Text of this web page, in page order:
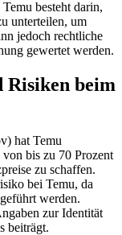
besteht darin,
unterteilen, um
jedoch rechtliche
gewertet werden.
Risiken beim
hat Temu
bis zu 70 Prozent
zu schaffen.
bei Temu, da
werden.
zur Identität
beiträgt.